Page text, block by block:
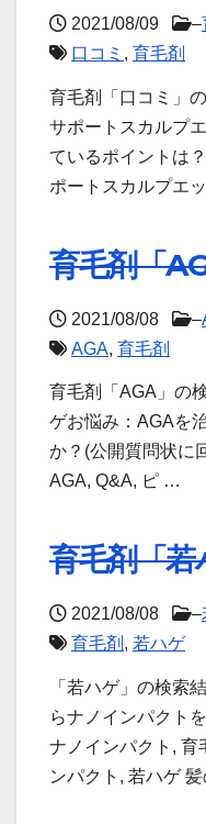
2021/08/09 –
口コミ , 育毛剤
育毛剤「口コミ」
サポートスカルプ
ているポイントは
ポートスカルプエ
育毛剤「
2021/08/08 –
AGA, 育毛剤
育毛剤「AGA」の
ゲお悩み：AGAを
か？(公開質問状
AGA, Q&A, ピ …
育毛剤「
2021/08/08 –
育毛剤 , 若ハゲ
「若ハゲ」の検索
らナノインパクト
ナノインパクト, 育
ンパクト, 若ハゲ